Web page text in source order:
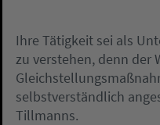
Ihre Tätigkeit sei als
zu verstehen, denn der
selbstverständlich
Tillmanns.